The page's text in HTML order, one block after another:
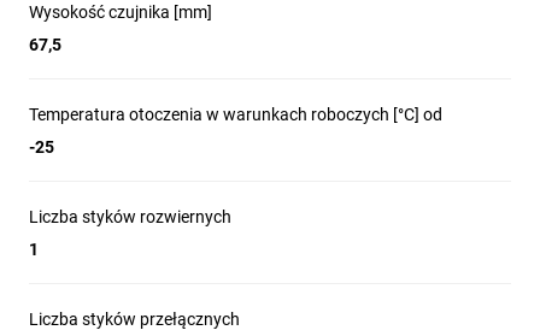
Wysokość czujnika [mm]
67,5
Temperatura otoczenia w warunkach roboczych [°C] od
-25
Liczba styków rozwiernych
1
Liczba styków przełącznych